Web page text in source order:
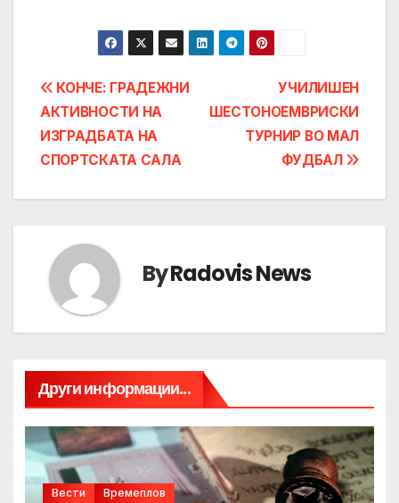
Post
navigation
УЧИЛИШЕН
ШЕСТОНОЕМВРИСКИ
ТУРНИР ВО МАЛ
ФУДБАЛ
КОНЧЕ: ГРАДЕЖНИ
АКТИВНОСТИ НА
ИЗГРАДБАТА НА
СПОРТСКАТА САЛА
ByRadovis News
Други информации...
Вести Времеплов